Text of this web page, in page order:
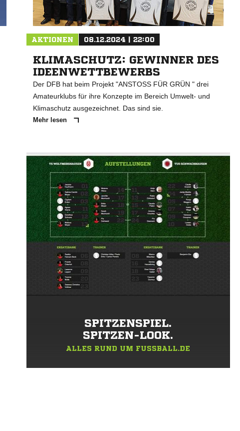
AKTIONEN 08.12.2024 | 22:00
KLIMASCHUTZ: GEWINNER DES
IDEENWETTBEWERBS
Der DFB hat beim Projekt "ANSTOSS FÜR GRÜN " drei
Amateurklubs für ihre Konzepte im Bereich Umwelt- und
Klimaschutz ausgezeichnet. Das sind sie.
Mehr lesen
SPITZENSPIEL.
SPITZEN-LOOK.
ALLES RUND UM FUSSBALL.DE